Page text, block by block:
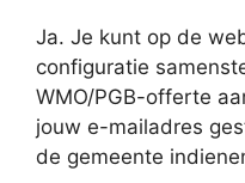
Ja. Je kunt op de
configuratie
WMO/PGB-offerte
jouw e-mailadres
de gemeente